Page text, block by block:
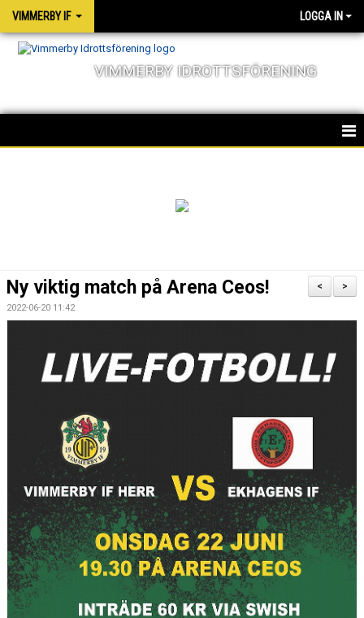
VIMMERBY IF LOGGA IN
VIMMERBY IDROTTSFÖRENING
OM FÖRENINGEN
BARN & UNGDOMSVERKSAMHET
KONTAKT / BOKNING
>
<
Ny viktig match på Arena Ceos!
2022-06-20 11:42